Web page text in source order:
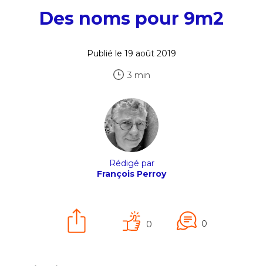
Des noms pour 9m2
Publié le 19 août 2019
3 min
Rédigé par
François Perroy
0 0